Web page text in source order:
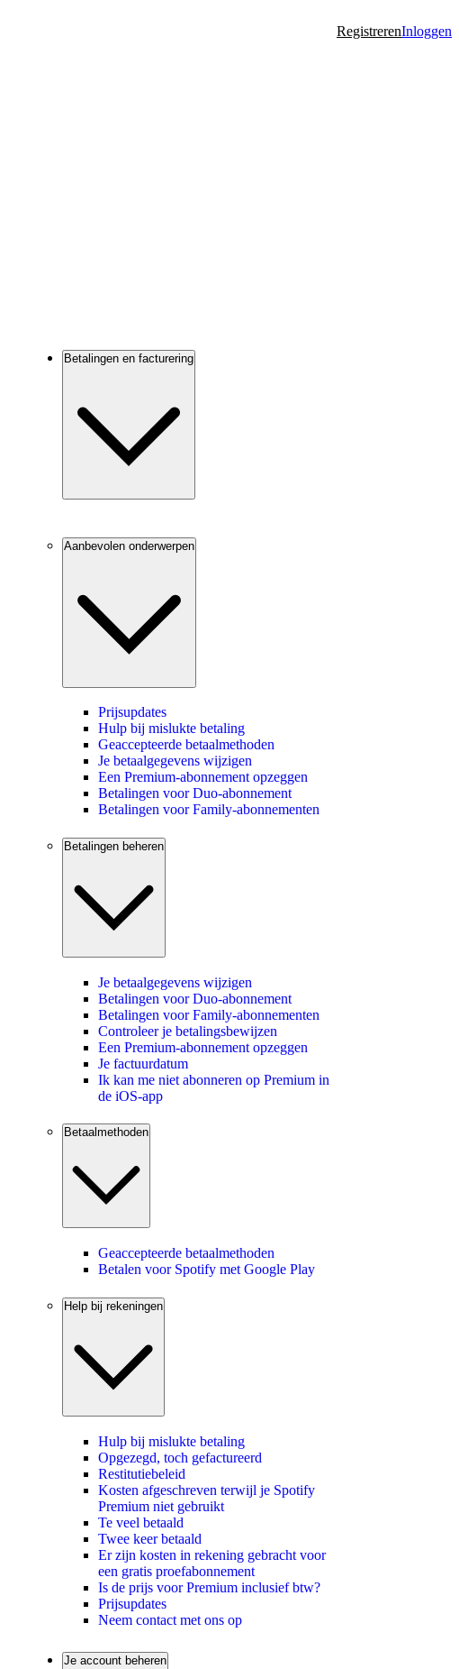
RegistrerenInloggen
Betalingen en facturering
Aanbevolen onderwerpen
Prijsupdates
Hulp bij mislukte betaling
Geaccepteerde betaalmethoden
Je betaalgegevens wijzigen
Een Premium-abonnement opzeggen
Betalingen voor Duo-abonnement
Betalingen voor Family-abonnementen
Betalingen beheren
Je betaalgegevens wijzigen
Betalingen voor Duo-abonnement
Betalingen voor Family-abonnementen
Controleer je betalingsbewijzen
Een Premium-abonnement opzeggen
Je factuurdatum
Ik kan me niet abonneren op Premium in
de iOS-app
Betaalmethoden
Geaccepteerde betaalmethoden
Betalen voor Spotify met Google Play
Help bij rekeningen
Hulp bij mislukte betaling
Opgezegd, toch gefactureerd
Restitutiebeleid
Kosten afgeschreven terwijl je Spotify
Premium niet gebruikt
Te veel betaald
Twee keer betaald
Er zijn kosten in rekening gebracht voor
een gratis proefabonnement
Is de prijs voor Premium inclusief btw?
Prijsupdates
Neem contact met ons op
Je account beheren